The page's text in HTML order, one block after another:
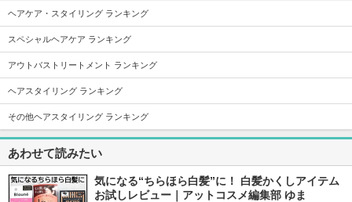
ント（ムードナイト
ムスク）
SILK THE RICH
リリーイブ
グ バーム
ヘアケア・スタイリング ランキング
スペシャルヘアケア ランキング
アウトバストリートメント ランキング
ヘアスタイリング ランキング
その他ヘアスタイリング ランキング
あわせて読みたい
気になる“ちらほら白髪”に！ 白髪かくしアイテム
お試しレビュー｜アットコスメ編集部 ゆま